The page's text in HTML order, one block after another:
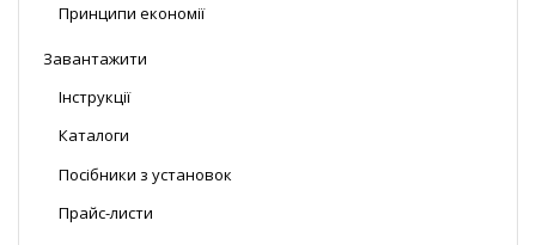
Принципи економії
Завантажити
Інструкції
Каталоги
Посібники з установок
Прайс-листи